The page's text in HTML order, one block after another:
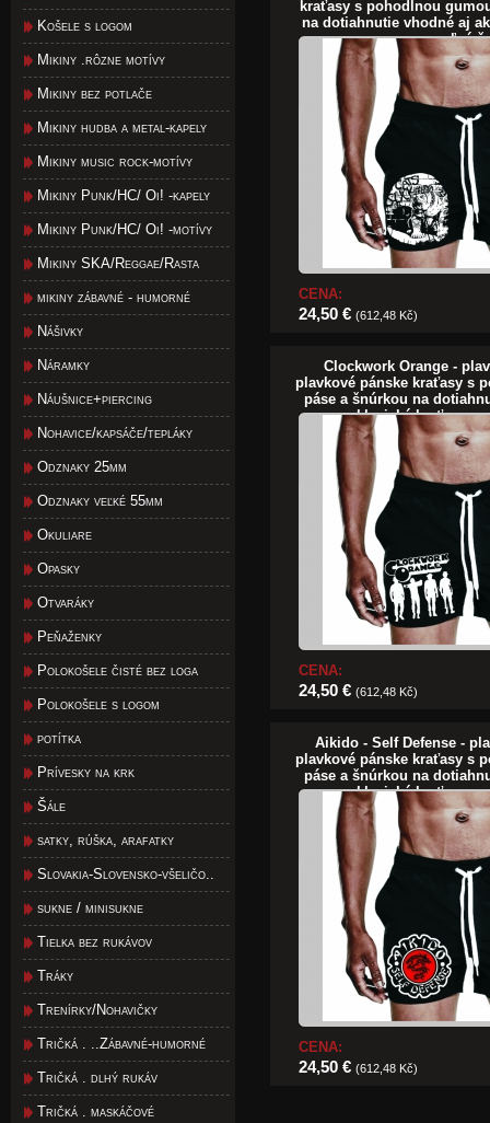
Košele s logom
Mikiny .rôzne motívy
Mikiny bez potlače
Mikiny hudba a metal-kapely
Mikiny music rock-motívy
Mikiny Punk/HC/ Oi! -kapely
Mikiny Punk/HC/ Oi! -motívy
Mikiny SKA/Reggae/Rasta
mikiny zábavné - humorné
Nášivky
Náramky
Náušnice+piercing
Nohavice/kapsáče/tepláky
Odznaky 25mm
Odznaky veľké 55mm
Okuliare
Opasky
Otvaráky
Peňaženky
Polokošele čisté bez loga
Polokošele s logom
potítka
Prívesky na krk
Šále
satky, rúška, arafatky
Slovakia-Slovensko-všeličo..
sukne / minisukne
Tielka bez rukávov
Tráky
Trenírky/Nohavičky
Tričká . ..Zábavné-humorné
Tričká . dlhý rukáv
Tričká . maskáčové
kraťasy s pohodlnou
na dotiahnutie vhodné aj
na voľný
CENA:
24,50 € (612,48 Kč)
Clockwork Orange -
plavkové pánske kraťasy s
páse a šnúrkou na
klasické kraťasy
CENA:
24,50 € (612,48 Kč)
Aikido - Self Defense -
plavkové pánske kraťasy s
páse a šnúrkou na
klasické kraťasy
CENA:
24,50 € (612,48 Kč)